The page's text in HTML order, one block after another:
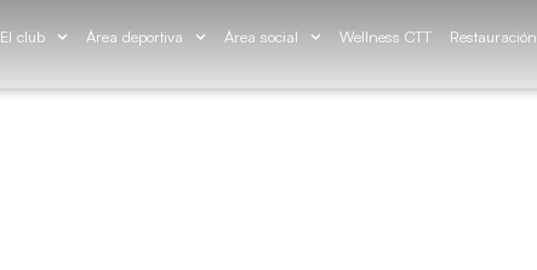
El club Área deportiva Área social Wellness CTT Restauración